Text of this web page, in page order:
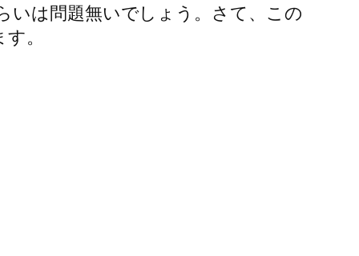
いは問題無いでしょう。さて、この
。